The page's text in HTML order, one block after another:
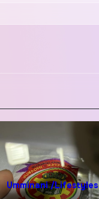
Umminani /Lifestyles